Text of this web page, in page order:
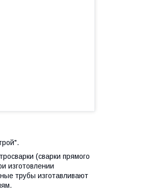
(сварки прямого
изготовлении
трубы изготавливают